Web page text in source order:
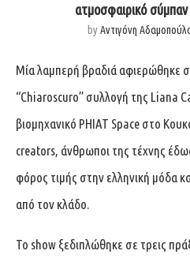
ατμοσφαιρικό
byΑντιγόνη
Μία λαμπερή βραδιά αφιερώθηκε
“Chiaroscuro” συλλογή της Liana
βιομηχανικό PHIAT Space στο
creators, άνθρωποι της τέχνης
φόρος τιμής στην ελληνική μόδα
από τον κλάδο.
Το show ξεδιπλώθηκε σε τρεις